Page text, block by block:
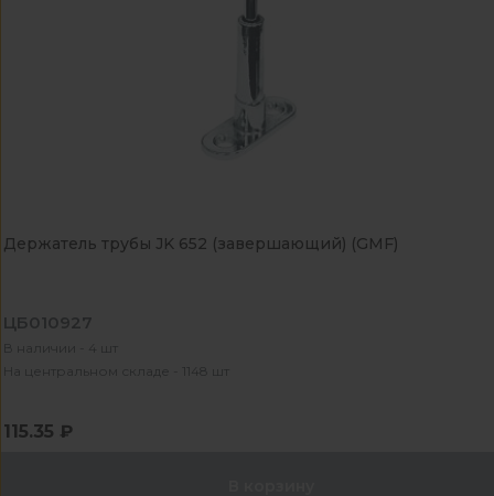
Держатель трубы JK 652 (завершающий) (GMF)
ЦБ010927
В наличии - 4 шт
На центральном складе - 1148 шт
115.35 ₽